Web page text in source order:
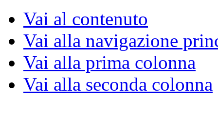
Vai al contenuto
Vai alla navigazione
Vai alla prima colonna
Vai alla seconda colonna